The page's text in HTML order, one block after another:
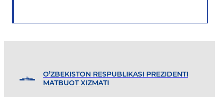
O’ZBEKISTON RESPUBLIKASI PREZIDENTI
MATBUOT XIZMATI